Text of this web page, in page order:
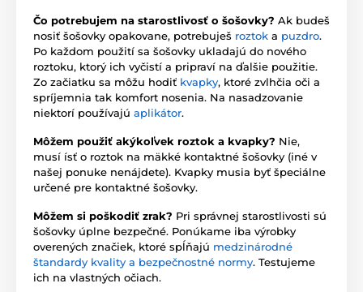
Čo potrebujem na starostlivosť o šošovky? Ak budeš
nosiť šošovky opakovane, potrebuješ roztok a puzdro.
Po každom použití sa šošovky ukladajú do nového
roztoku, ktorý ich vyčistí a pripraví na ďalšie použitie.
Zo začiatku sa môžu hodiť kvapky, ktoré zvlhčia oči a
spríjemnia tak komfort nosenia. Na nasadzovanie
niektorí používajú aplikátor.
Môžem použiť akýkoľvek roztok a kvapky? Nie,
musí ísť o roztok na mäkké kontaktné šošovky (iné v
našej ponuke nenájdete). Kvapky musia byť špeciálne
určené pre kontaktné šošovky.
Môžem si poškodiť zrak? Pri správnej starostlivosti sú
šošovky úplne bezpečné. Ponúkame iba výrobky
overených značiek, ktoré spĺňajú medzinárodné
štandardy kvality a bezpečnostné normy. Testujeme
ich na vlastných očiach.